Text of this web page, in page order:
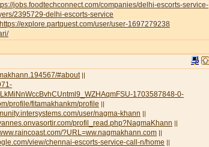
jobs.foodtechconnect.com/companies/delhi-escorts-service-
2395729-delhi-escorts-service
https://explore.partquest.com/user/user-1697279238
#about||
1703587848-0-
profile/fitamakhankm/profile ||
user/nagma-khann ||
profil_read.php?NagmaKhann ||
?URL=ww.nagmakhann.com ||
view/chennai-escorts-service-call-n/home ||